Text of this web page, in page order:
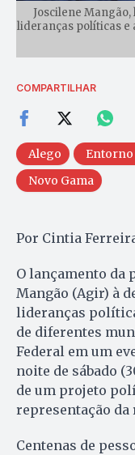
Joscilene
lideranças políticas e
COMPARTILHAR
Alego Entorno
Novo Gama
Por Cintia
O lançamento da
Mangão (Agir) à
lideranças
de diferentes
Federal em um
noite de sábado
de um projeto
representação da
Centenas de